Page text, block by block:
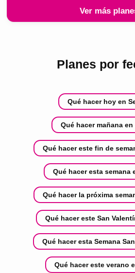
Ver más
Planes por
Qué hacer hoy en
Qué hacer mañana en
Qué hacer este fin de
Qué hacer esta semana
Qué hacer la próxima
Qué hacer este San
Qué hacer esta Semana
Qué hacer este verano